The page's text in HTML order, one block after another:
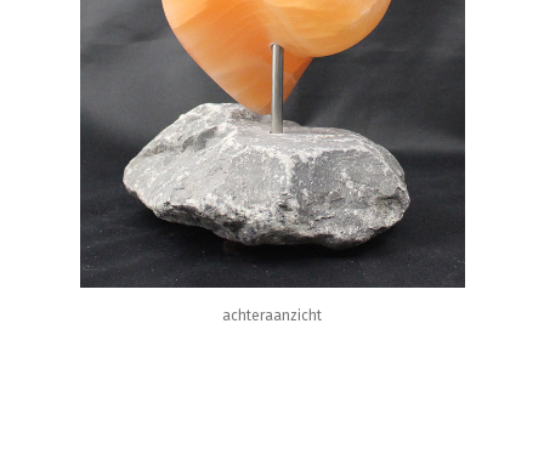
achteraanzicht